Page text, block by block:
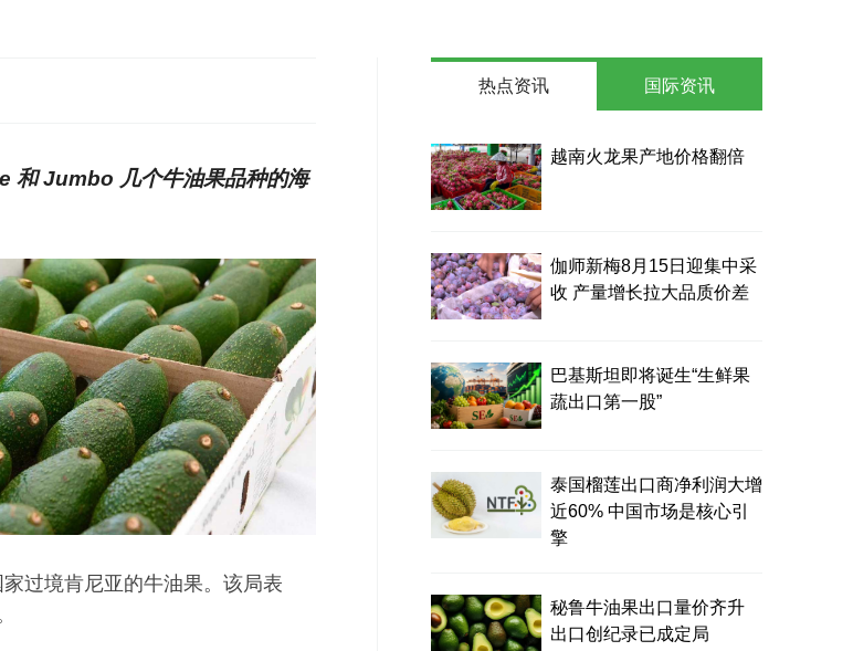
和 Jumbo 几个牛油果品种的海
过境肯尼亚的牛油果。该局表
热点资讯
越南火龙果产地价格翻倍
伽师新梅8月15日迎集中采
收 产量增长拉大品质价差
巴基斯坦即将诞生“生鲜果
蔬出口第一股”
泰国榴莲出口商净利润大增
近60% 中国市场是核心引
擎
秘鲁牛油果出口量价齐升
出口创纪录已成定局
国际资讯